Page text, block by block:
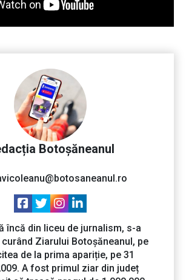
Botoșăneanul
încă din liceu de jurnalism, s-a
Ziarului Botoșăneanul, pe
de la prima apariție, pe 31
A fost primul ziar din județ